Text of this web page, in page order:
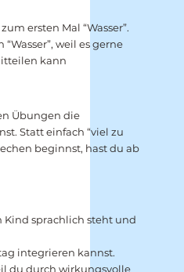
ersten Mal “Wasser”.
weil es gerne
kann
Übungen die
Statt einfach “viel zu
beginnst, hast du ab
sprachlich steht und
integrieren kannst.
du durch wirkungsvolle